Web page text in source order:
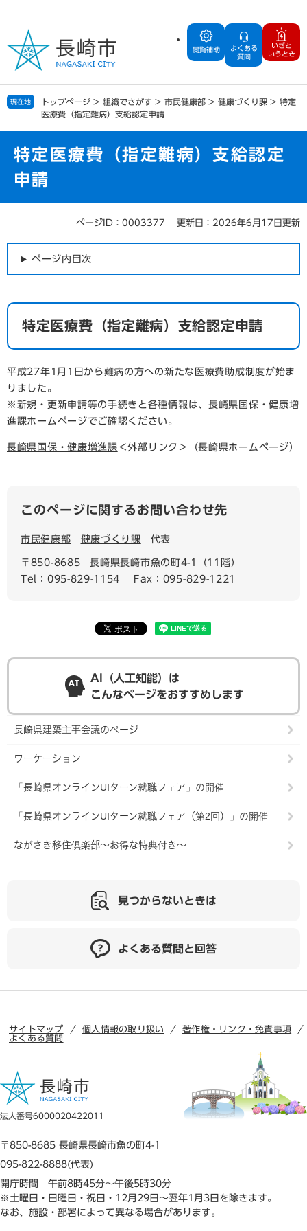
の
で
す
ー
ば
し
閲覧補助
よくある
質問
いざと
いうとき
現在地 トップページ > 組織でさがす > 市民健康部 > 健康づくり課 > 特定
医療費（指定難病）支給認定申請
特定医療費（指定難病）支給認定
申請
ページID：0003377 更新日：2026年6月17日更新
ページ内目次
特定医療費（指定難病）支給認定申請
平成27年1月1日から難病の方への新たな医療費助成制度が始ま
りました。
※新規・更新申請等の手続きと各種情報は、長崎県国保・健康増
進課ホームページでご確認ください。
長崎県国保・健康増進課 ＜外部リンク＞ （長崎県ホームページ）
このページに関するお問い合わせ先
市民健康部 健康づくり課 代表
〒850-8685
長崎県長崎市魚の町4-1（11階）
Tel：095-829-1154
Fax：095-829-1221
AI（人工知能）は
こんなページをおすすめします
長崎県建築主事会議のページ
ワーケーション
「長崎県オンラインUIターン就職フェア」の開催
「長崎県オンラインUIターン就職フェア（第2回）」の開催
ながさき移住倶楽部～お得な特典付き～
見つからないときは
よくある質問と回答
サイトマップ 個人情報の取り扱い
著作権・リンク・免責事項
よくある質問
法人番号6000020422011
〒850-8685 長崎県長崎市魚の町4-1
095-822-8888(代表)
開庁時間 午前8時45分～午後5時30分
※土曜日・日曜日・祝日・12月29日～翌年1月3日を除きます。
なお、施設・部署によって異なる場合があります。